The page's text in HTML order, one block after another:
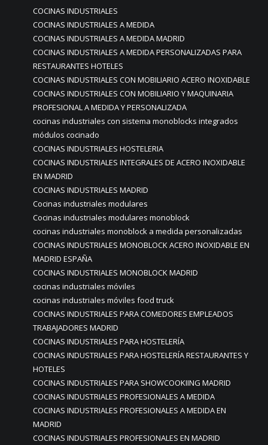
COCINAS INDUSTRIALES
COCINAS INDUSTRIALES A MEDIDA
COCINAS INDUSTRIALES A MEDIDA MADRID
COCINAS INDUSTRIALES A MEDIDA PERSONALIZADAS PARA
RESTAURANTES HOTELES
COCINAS INDUSTRIALES CON MOBILIARIO ACERO INOXIDABLE
COCINAS INDUSTRIALES CON MOBILIARIO Y MAQUINARIA
PROFESIONAL A MEDIDA Y PERSONALIZADA
cocinas industriales con sistema monoblocks integrados
módulos cocinado
COCINAS INDUSTRIALES HOSTELERIA
COCINAS INDUSTRIALES INTEGRALES DE ACERO INOXIDABLE
EN MADRID
COCINAS INDUSTRIALES MADRID
Cocinas industriales modulares
Cocinas industriales modulares monoblock
cocinas industriales monoblock a medida personalizadas
COCINAS INDUSTRIALES MONOBLOCK ACERO INOXIDABLE EN
MADRID ESPAÑA
COCINAS INDUSTRIALES MONOBLOCK MADRID
cocinas industriales móviles
cocinas industriales móviles food truck
COCINAS INDUSTRIALES PARA COMEDORES EMPLEADOS
TRABAJADORES MADRID
COCINAS INDUSTRIALES PARA HOSTELERÍA
COCINAS INDUSTRIALES PARA HOSTELERÍA RESTAURANTES Y
HOTELES
COCINAS INDUSTRIALES PARA SHOWCOOKIING MADRID
COCINAS INDUSTRIALES PROFESIONALES A MEDIDA
COCINAS INDUSTRIALES PROFESIONALES A MEDIDA EN
MADRID
COCINAS INDUSTRIALES PROFESIONALES EN MADRID